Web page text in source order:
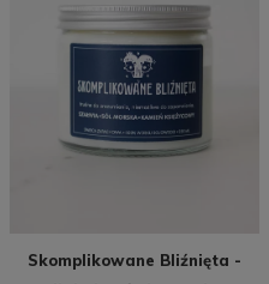
Skomplikowane Bliźnięta -